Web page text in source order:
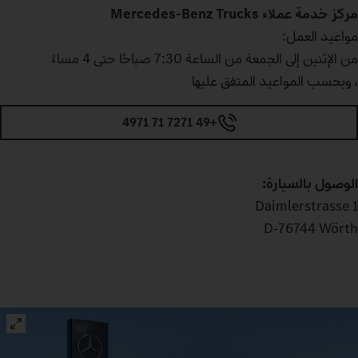
مركز خدمة عملاء Mercedes‑Benz Trucks
مواعيد العمل:
من الإثنين إلى الجمعة من الساعة 7:30 صباحًا حتى 4 مساءً
، وبحسب المواعيد المتفق عليها
+49 7271 71 4971
الوصول بالسيارة:
Daimlerstrasse 1
D-76744 Wörth